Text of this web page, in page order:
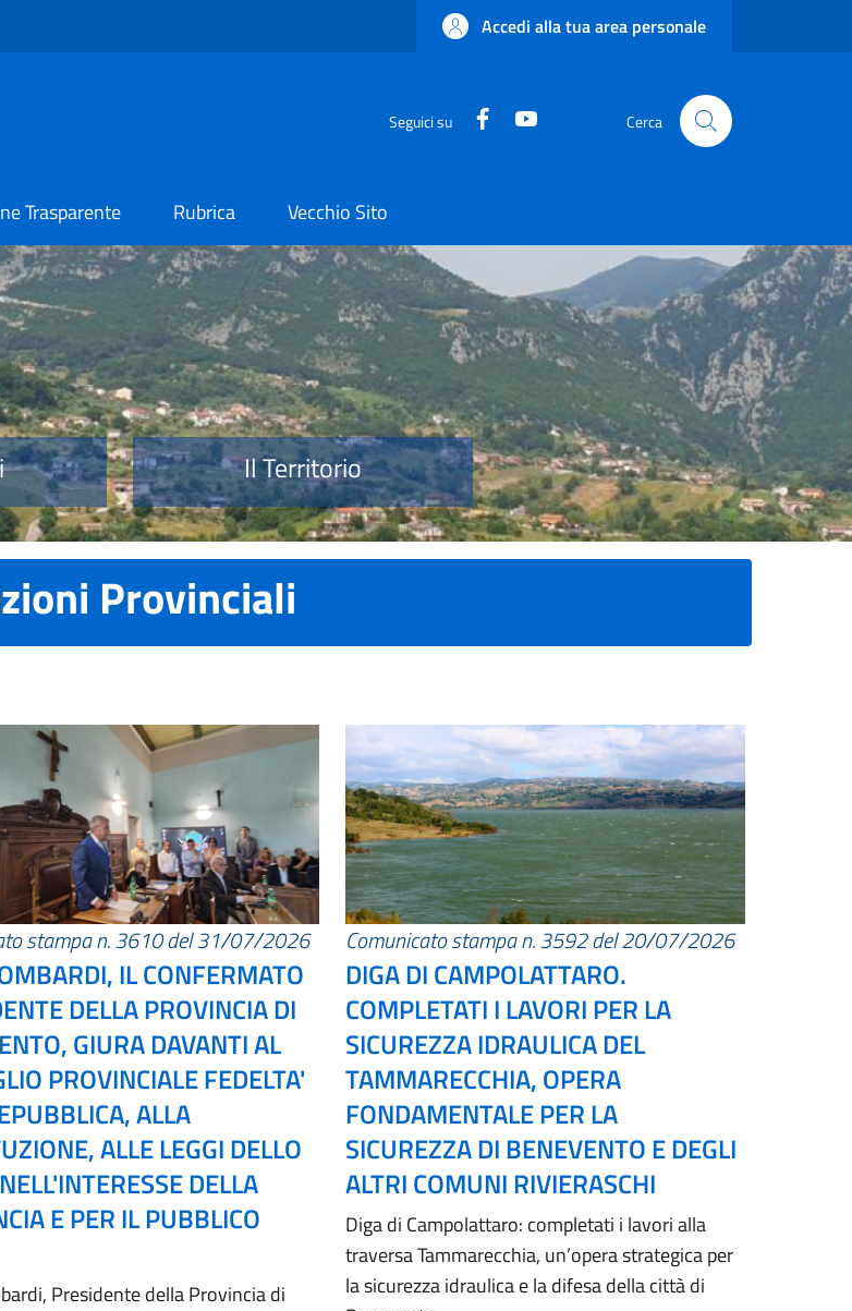
Accedi alla tua area personale
Seguici su Facebook Cerca
Trasparente Rubrica Vecchio Sito
Il Territorio
Provinciali
stampa n. 3610 del 31/07/2026
IL CONFERMATO
DELLA PROVINCIA DI
GIURA DAVANTI AL
PROVINCIALE FEDELTA'
ALLA
ALLE LEGGI DELLO
DELLA
E PER IL PUBBLICO
Presidente della Provincia di
Comunicato stampa n. 3592 del 20/07/2026
DIGA DI CAMPOLATTARO.
COMPLETATI I LAVORI PER LA
SICUREZZA IDRAULICA DEL
TAMMARECCHIA, OPERA
FONDAMENTALE PER LA
SICUREZZA DI BENEVENTO E DEGLI
ALTRI COMUNI RIVIERASCHI
Diga di Campolattaro: completati i lavori alla
traversa Tammarecchia, un’opera strategica per
la sicurezza idraulica e la difesa della città di